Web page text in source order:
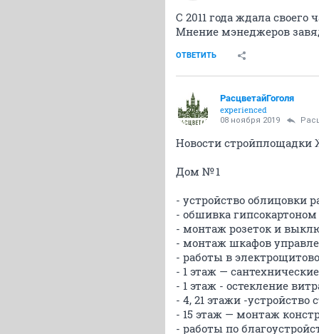
С 2011 года ждала своего
Мнение мэнеджеров
ОТВЕТИТЬ
РасцветайГоголя
experienced
08 ноября 2019
Новости стройплощадки
Дом № 1
- устройство облицовки
- обшивка
- монтаж розеток и
- монтаж шкафов
- работы в
- 1 этаж —
- 1 этаж - остекление
- 4, 21 этажи -устройство
- 15 этаж — монтаж
- работы по